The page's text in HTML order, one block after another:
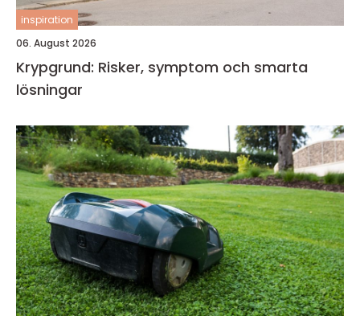
inspiration
06. August 2026
Krypgrund: Risker, symptom och smarta
lösningar